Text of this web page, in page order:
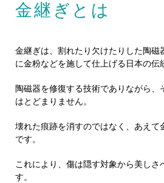
金継ぎとは
金継ぎは、割れたり欠けたりした陶磁
に金粉などを施して仕上げる日本の伝
陶磁器を修復する技術でありながら、
はとどまりません。
壊れた痕跡を消すのではなく、あえて
です。
これにより、傷は隠す対象から美しさ
す。